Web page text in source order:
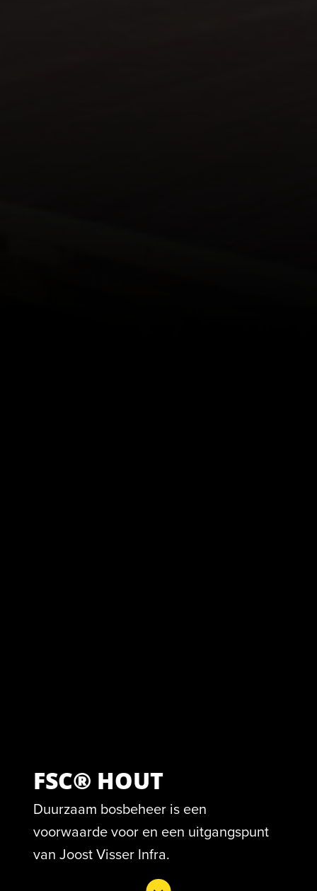
FSC® HOUT
Duurzaam bosbeheer is een
voorwaarde voor en een uitgangspunt
van Joost Visser Infra.